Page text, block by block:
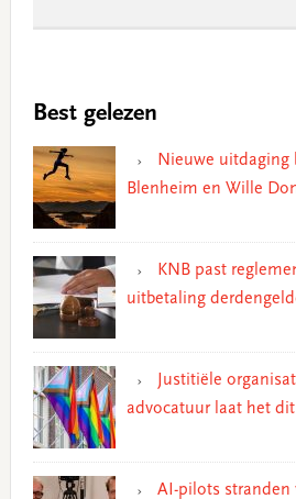
Best gelezen
Nieuwe
Blenheim en Wille
KNB past
uitbetaling
Justitiële
advocatuur laat het
AI-pilots stranden